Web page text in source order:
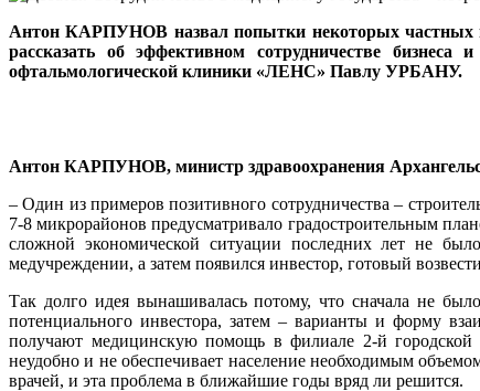
Антон КАРПУНОВ назвал попытки некоторых частных
рассказать об эффективном сотрудничестве
офтальмологической клиники «ЛЕНС» Павлу УРБАНУ.
Антон КАРПУНОВ, министр здравоохранения
– Один из примеров позитивного сотрудничества –
7-8 микрорайонов предусматривало градостроительным
сложной экономической ситуации последних лет не
медучреждении, а затем появился инвестор, готовый
Так долго идея вынашивалась потому, что сначала не
потенциального инвестора, затем – варианты и форму
получают медицинскую помощь в филиале 2-й
неудобно и не обеспечивает население необходимым
врачей, и эта проблема в ближайшие годы вряд ли решится.